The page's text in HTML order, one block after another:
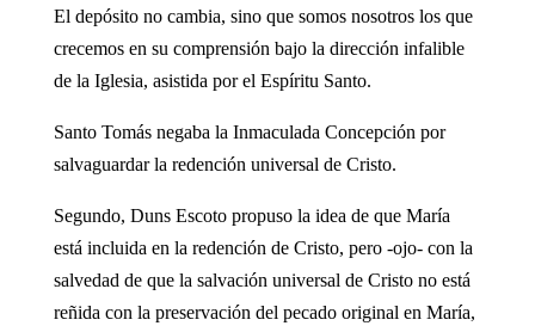
El depósito no cambia, sino que somos nosotros los que
crecemos en su comprensión bajo la dirección infalible
de la Iglesia, asistida por el Espíritu Santo.
Santo Tomás negaba la Inmaculada Concepción por
salvaguardar la redención universal de Cristo.
Segundo, Duns Escoto propuso la idea de que María
está incluida en la redención de Cristo, pero -ojo- con la
salvedad de que la salvación universal de Cristo no está
reñida con la preservación del pecado original en María,